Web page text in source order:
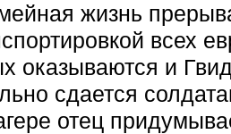
жизнь
всех
оказываются и
сдается
отец